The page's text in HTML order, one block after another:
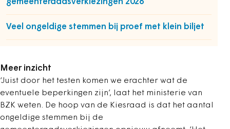
gemeenteraadsverkiezingen 2026
Veel ongeldige stemmen bij proef met klein biljet
Meer inzicht
‘Juist door het testen komen we erachter wat de
eventuele beperkingen zijn’, laat het ministerie van
BZK weten. De hoop van de Kiesraad is dat het aantal
ongeldige stemmen bij de